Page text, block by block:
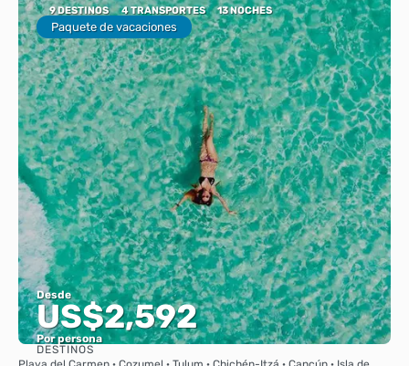
9 DESTINOS 4 TRANSPORTES 13 NOCHES
Paquete de vacaciones
Desde
US$2,592
Por persona
Ver
DESTINOS